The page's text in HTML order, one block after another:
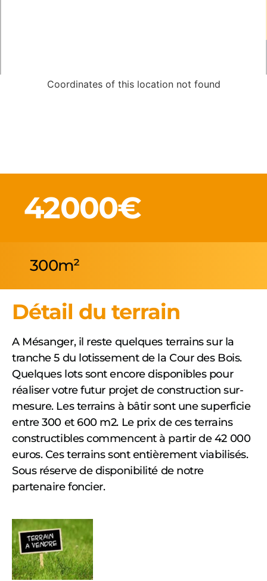
Coordinates of this location not found
42000€
300m²
Détail du terrain
A Mésanger, il reste quelques terrains sur la
tranche 5 du lotissement de la Cour des Bois.
Quelques lots sont encore disponibles pour
réaliser votre futur projet de construction sur-
mesure. Les terrains à bâtir sont une superficie
entre 300 et 600 m2. Le prix de ces terrains
constructibles commencent à partir de 42 000
euros. Ces terrains sont entièrement viabilisés.
Sous réserve de disponibilité de notre
partenaire foncier.